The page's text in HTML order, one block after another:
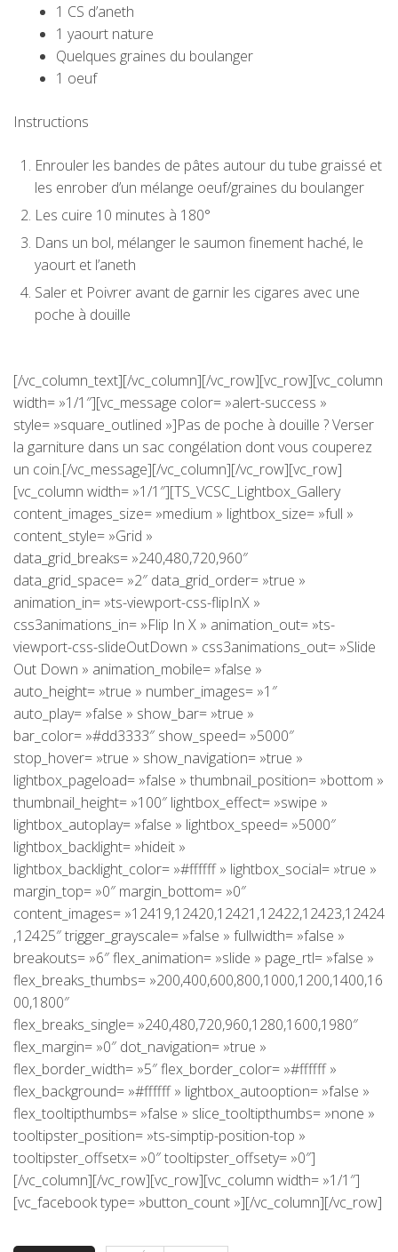
1 CS d’aneth
1 yaourt nature
Quelques graines du boulanger
1 oeuf
Instructions
Enrouler les bandes de pâtes autour du tube graissé et
les enrober d’un mélange oeuf/graines du boulanger
Les cuire 10 minutes à 180°
Dans un bol, mélanger le saumon finement haché, le
yaourt et l’aneth
Saler et Poivrer avant de garnir les cigares avec une
poche à douille
[/vc_column_text][/vc_column][/vc_row][vc_row][vc_column
width= »1/1″][vc_message color= »alert-success »
style= »square_outlined »]Pas de poche à douille ? Verser
la garniture dans un sac congélation dont vous couperez
un coin.[/vc_message][/vc_column][/vc_row][vc_row]
[vc_column width= »1/1″][TS_VCSC_Lightbox_Gallery
content_images_size= »medium » lightbox_size= »full »
content_style= »Grid »
data_grid_breaks= »240,480,720,960″
data_grid_space= »2″ data_grid_order= »true »
animation_in= »ts-viewport-css-flipInX »
css3animations_in= »Flip In X » animation_out= »ts-
viewport-css-slideOutDown » css3animations_out= »Slide
Out Down » animation_mobile= »false »
auto_height= »true » number_images= »1″
auto_play= »false » show_bar= »true »
bar_color= »#dd3333″ show_speed= »5000″
stop_hover= »true » show_navigation= »true »
lightbox_pageload= »false » thumbnail_position= »bottom »
thumbnail_height= »100″ lightbox_effect= »swipe »
lightbox_autoplay= »false » lightbox_speed= »5000″
lightbox_backlight= »hideit »
lightbox_backlight_color= »#ffffff » lightbox_social= »true »
margin_top= »0″ margin_bottom= »0″
content_images= »12419,12420,12421,12422,12423,12424
,12425″ trigger_grayscale= »false » fullwidth= »false »
breakouts= »6″ flex_animation= »slide » page_rtl= »false »
flex_breaks_thumbs= »200,400,600,800,1000,1200,1400,16
00,1800″
flex_breaks_single= »240,480,720,960,1280,1600,1980″
flex_margin= »0″ dot_navigation= »true »
flex_border_width= »5″ flex_border_color= »#ffffff »
flex_background= »#ffffff » lightbox_autooption= »false »
flex_tooltipthumbs= »false » slice_tooltipthumbs= »none »
tooltipster_position= »ts-simptip-position-top »
tooltipster_offsetx= »0″ tooltipster_offsety= »0″]
[/vc_column][/vc_row][vc_row][vc_column width= »1/1″]
[vc_facebook type= »button_count »][/vc_column][/vc_row]